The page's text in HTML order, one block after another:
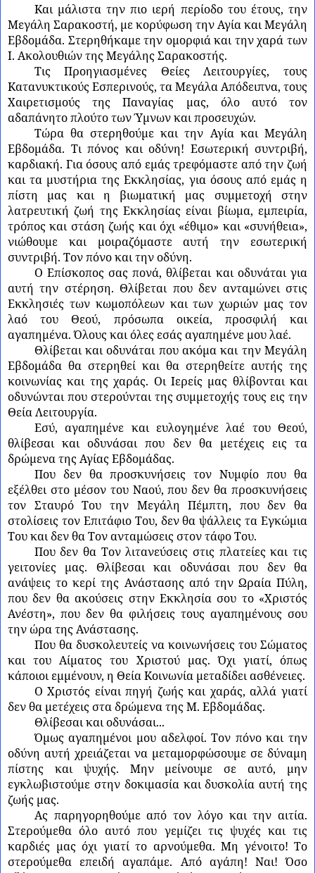
Και μάλιστα την πιο ιερή περίοδο του έτους, την
Μεγάλη Σαρακοστή, με κορύφωση την Αγία και Μεγάλη
Εβδομάδα. Στερηθήκαμε την ομορφιά και την χαρά των
Ι. Ακολουθιών της Μεγάλης Σαρακοστής.
Τις Προηγιασμένες Θείες Λειτουργίες, τους
Κατανυκτικούς Εσπερινούς, τα Μεγάλα Απόδειπνα, τους
Χαιρετισμούς της Παναγίας μας, όλο αυτό τον
αδαπάνητο πλούτο των Ύμνων και προσευχών.
Τώρα θα στερηθούμε και την Αγία και Μεγάλη
Εβδομάδα. Τι πόνος και οδύνη! Εσωτερική συντριβή,
καρδιακή. Για όσους από εμάς τρεφόμαστε από την ζωή
και τα μυστήρια της Εκκλησίας, για όσους από εμάς η
πίστη μας και η βιωματική μας συμμετοχή στην
λατρευτική ζωή της Εκκλησίας είναι βίωμα, εμπειρία,
τρόπος και στάση ζωής και όχι «έθιμο» και «συνήθεια»,
νιώθουμε και μοιραζόμαστε αυτή την εσωτερική
συντριβή. Τον πόνο και την οδύνη.
Ο Επίσκοπος σας πονά, θλίβεται και οδυνάται για
αυτή την στέρηση. Θλίβεται που δεν ανταμώνει στις
Εκκλησιές των κωμοπόλεων και των χωριών μας τον
λαό του Θεού, πρόσωπα οικεία, προσφιλή και
αγαπημένα. Όλους και όλες εσάς αγαπημένε μου λαέ.
Θλίβεται και οδυνάται που ακόμα και την Μεγάλη
Εβδομάδα θα στερηθεί και θα στερηθείτε αυτής της
κοινωνίας και της χαράς. Οι Ιερείς μας θλίβονται και
οδυνώνται που στερούνται της συμμετοχής τους εις την
Θεία Λειτουργία.
Εσύ, αγαπημένε και ευλογημένε λαέ του Θεού,
θλίβεσαι και οδυνάσαι που δεν θα μετέχεις εις τα
δρώμενα της Αγίας Εβδομάδας.
Που δεν θα προσκυνήσεις τον Νυμφίο που θα
εξέλθει στο μέσον του Ναού, που δεν θα προσκυνήσεις
τον Σταυρό Του την Μεγάλη Πέμπτη, που δεν θα
στολίσεις τον Επιτάφιο Του, δεν θα ψάλλεις τα Εγκώμια
Του και δεν θα Τον ανταμώσεις στον τάφο Του.
Που δεν θα Τον λιτανεύσεις στις πλατείες και τις
γειτονίες μας. Θλίβεσαι και οδυνάσαι που δεν θα
ανάψεις το κερί της Ανάστασης από την Ωραία Πύλη,
που δεν θα ακούσεις στην Εκκλησία σου το «Χριστός
Ανέστη», που δεν θα φιλήσεις τους αγαπημένους σου
την ώρα της Ανάστασης.
Που θα δυσκολευτείς να κοινωνήσεις του Σώματος
και του Αίματος του Χριστού μας. Όχι γιατί, όπως
κάποιοι εμμένουν, η Θεία Κοινωνία μεταδίδει ασθένειες.
Ο Χριστός είναι πηγή ζωής και χαράς, αλλά γιατί
δεν θα μετέχεις στα δρώμενα της Μ. Εβδομάδας.
Θλίβεσαι και οδυνάσαι...
Όμως αγαπημένοι μου αδελφοί. Τον πόνο και την
οδύνη αυτή χρειάζεται να μεταμορφώσουμε σε δύναμη
πίστης και ψυχής. Μην μείνουμε σε αυτό, μην
εγκλωβιστούμε στην δοκιμασία και δυσκολία αυτή της
ζωής μας.
Ας παρηγορηθούμε από τον λόγο και την αιτία.
Στερούμεθα όλο αυτό που γεμίζει τις ψυχές και τις
καρδιές μας όχι γιατί το αρνούμεθα. Μη γένοιτο! Το
στερούμεθα επειδή αγαπάμε. Από αγάπη! Ναι! Όσο